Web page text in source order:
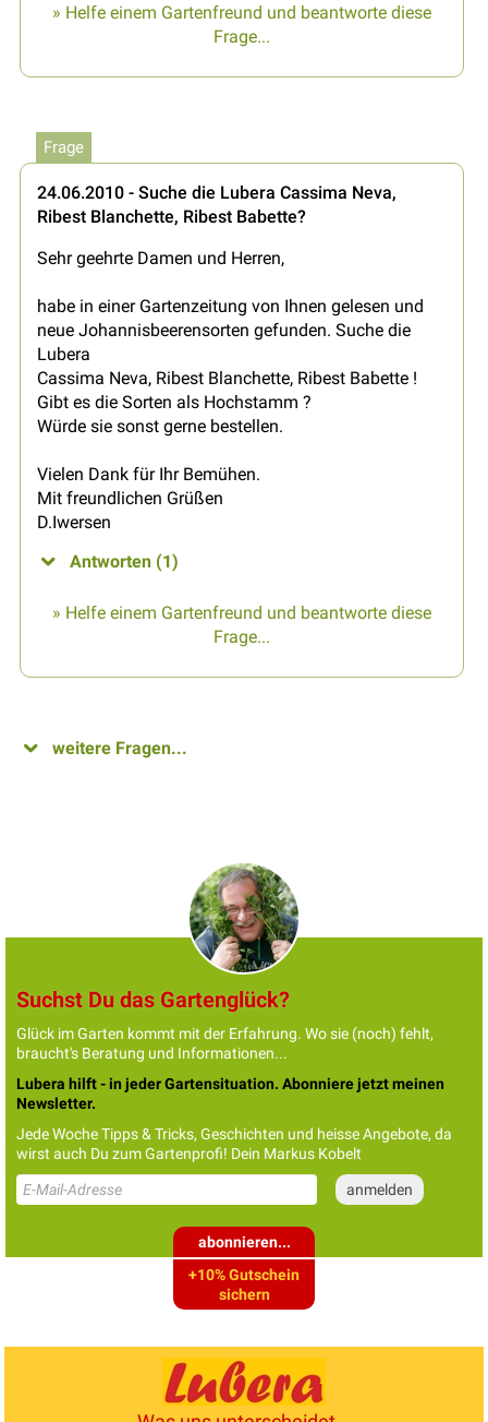
» Helfe einem Gartenfreund und beantworte diese
Frage...
Frage
24.06.2010 - Suche die Lubera Cassima Neva,
Ribest Blanchette, Ribest Babette?
Sehr geehrte Damen und Herren,
habe in einer Gartenzeitung von Ihnen gelesen und
neue Johannisbeerensorten gefunden. Suche die
Lubera
Cassima Neva, Ribest Blanchette, Ribest Babette !
Gibt es die Sorten als Hochstamm ?
Würde sie sonst gerne bestellen.
Vielen Dank für Ihr Bemühen.
Mit freundlichen Grüßen
D.Iwersen
Antworten (1)
» Helfe einem Gartenfreund und beantworte diese
Frage...
weitere Fragen...
Suchst Du das Gartenglück?
Glück im Garten kommt mit der Erfahrung. Wo sie (noch) fehlt,
braucht's Beratung und Informationen...
Lubera hilft - in jeder Gartensituation. Abonniere jetzt meinen
Newsletter.
Jede Woche Tipps & Tricks, Geschichten und heisse Angebote, da
wirst auch Du zum Gartenprofi! Dein Markus Kobelt
abonnieren...
+10% Gutschein
sichern